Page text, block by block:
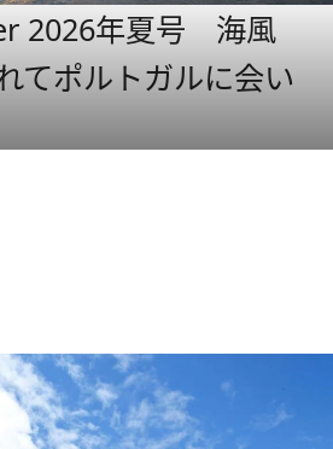
2026年夏号 海風
てポルトガルに会い